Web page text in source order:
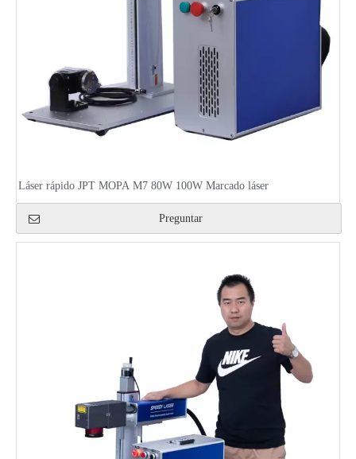
Láser rápido JPT MOPA M7 80W 100W Marcado láser
Preguntar